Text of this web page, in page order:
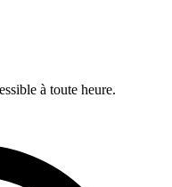
à toute heure.